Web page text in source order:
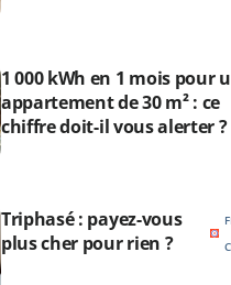
1 000 kWh en 1 mois pour
appartement de 30 m² : ce
chiffre doit-il vous alerter ?
Triphasé : payez-vous
plus cher pour rien ?